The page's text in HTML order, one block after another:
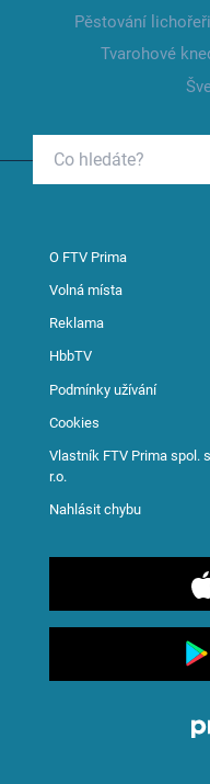
Pěstování
Tvarohové
O FTV Prima
Volná místa
Reklama
HbbTV
Podmínky užívání
Cookies
Vlastník FTV Prima spol. s
r.o.
Nahlásit chybu